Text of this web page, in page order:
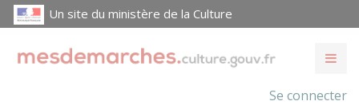
Un site du ministère de la Culture
Se connecter